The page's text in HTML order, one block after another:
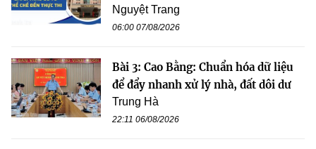
Nguyệt Trang
06:00 07/08/2026
Bài 3: Cao Bằng: Chuẩn hóa dữ liệu
để đẩy nhanh xử lý nhà, đất dôi dư
Trung Hà
22:11 06/08/2026